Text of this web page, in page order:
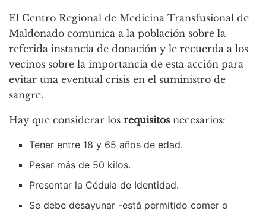
El Centro Regional de Medicina Transfusional de
Maldonado comunica a la población sobre la
referida instancia de donación y le recuerda a los
vecinos sobre la importancia de esta acción para
evitar una eventual crisis en el suministro de
sangre.
Hay que considerar los requisitos necesarios:
Tener entre 18 y 65 años de edad.
Pesar más de 50 kilos.
Presentar la Cédula de Identidad.
Se debe desayunar -está permitido comer o